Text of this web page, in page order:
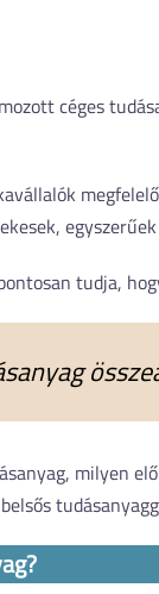
céges
tudja,
milyen